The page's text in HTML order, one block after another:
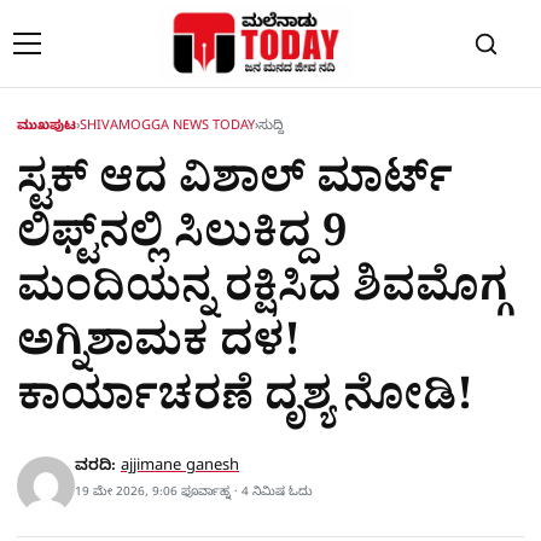
ಮುಖಪುಟ›SHIVAMOGGA NEWS TODAY›ಸುದ್ದಿ
ಸ್ಟಕ್ ಆದ ವಿಶಾಲ್ ಮಾರ್ಟ್​
ಲಿಫ್ಟ್​ನಲ್ಲಿ ಸಿಲುಕಿದ್ದ 9
ಮಂದಿಯನ್ನ ರಕ್ಷಿಸಿದ ಶಿವಮೊಗ್ಗ
ಅಗ್ನಿಶಾಮಕ ದಳ!
ಕಾರ್ಯಾಚರಣೆ ದೃಶ್ಯ ನೋಡಿ!
ವರದಿ: ajjimane ganesh
19 ಮೇ 2026, 9:06 ಫೂರ್ವಾಹ್ನ · 4 ನಿಮಿಷ ಓದು